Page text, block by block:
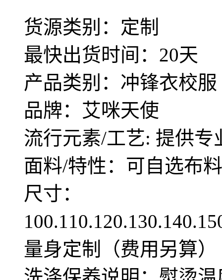
货源类别：定制
最快出货时间：20天
产品类别：冲锋衣校服
品牌：艾咪天使
流行元素/工艺: 提供专
面料/特性：可自选布料
尺寸：
量身定制（费用另算）